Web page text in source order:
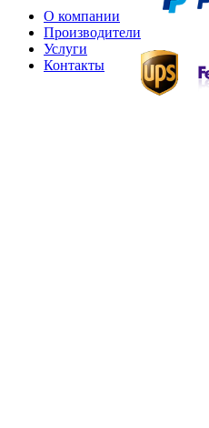
О компании
Производители
Услуги
Контакты